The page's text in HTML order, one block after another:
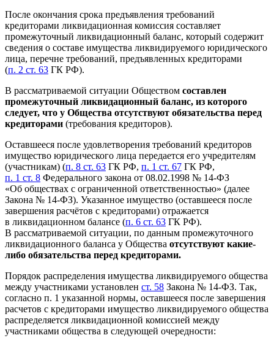
После окончания срока предъявления требований
кредиторами ликвидационная комиссия составляет
промежуточный ликвидационный баланс, который содержит
сведения о составе имущества ликвидируемого юридического
лица, перечне требований, предъявленных кредиторами
(п. 2 ст. 63 ГК РФ).
В рассматриваемой ситуации Обществом составлен
промежуточный ликвидационный баланс, из которого
следует, что у Общества отсутствуют обязательства перед
кредиторами (требования кредиторов).
Оставшееся после удовлетворения требований кредиторов
имущество юридического лица передается его учредителям
(участникам) (п. 8 ст. 63 ГК РФ, п. 1 ст. 67 ГК РФ,
п. 1 ст. 8 Федерального закона от 08.02.1998 № 14-ФЗ
«Об обществах с ограниченной ответственностью» (далее
Закона № 14-ФЗ). Указанное имущество (оставшееся после
завершения расчётов с кредиторами) отражается
в ликвидационном балансе (п. 6 ст. 63 ГК РФ).
В рассматриваемой ситуации, по данным промежуточного
ликвидационного баланса у Общества отсутствуют какие-
либо обязательства перед кредиторами.
Порядок распределения имущества ликвидируемого общества
между участниками установлен ст. 58 Закона № 14-ФЗ. Так,
согласно п. 1 указанной нормы, оставшееся после завершения
расчетов с кредиторами имущество ликвидируемого общества
распределяется ликвидационной комиссией между
участниками общества в следующей очередности: